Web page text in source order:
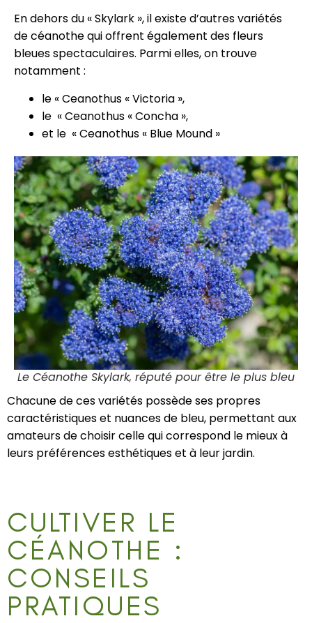
En dehors du « Skylark », il existe d’autres variétés
de céanothe qui offrent également des fleurs
bleues spectaculaires. Parmi elles, on trouve
notamment :
le « Ceanothus « Victoria »,
le « Ceanothus « Concha »,
et le « Ceanothus « Blue Mound »
Le Céanothe Skylark, réputé pour être le plus bleu
Chacune de ces variétés possède ses propres
caractéristiques et nuances de bleu, permettant aux
amateurs de choisir celle qui correspond le mieux à
leurs préférences esthétiques et à leur jardin.
CULTIVER LE
CÉANOTHE :
CONSEILS
PRATIQUES